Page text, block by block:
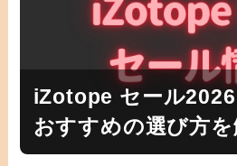
iZotope セール
おすすめの選び方を